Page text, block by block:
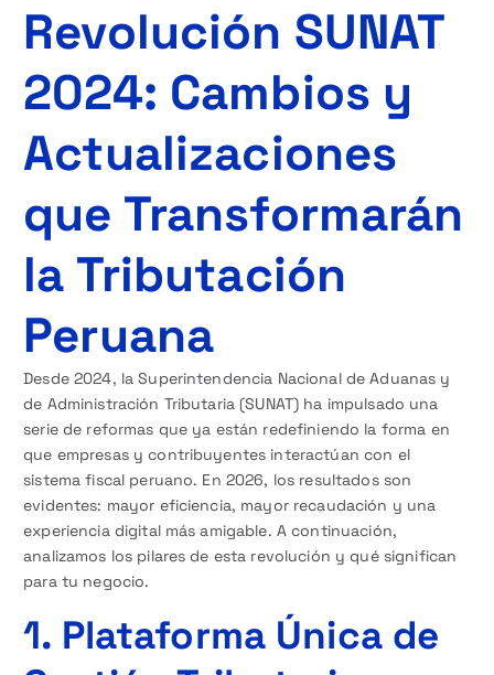
Revolución SUNAT
2024: Cambios y
Actualizaciones
que Transformarán
la Tributación
Peruana
Desde 2024, la Superintendencia Nacional de Aduanas y
de Administración Tributaria (SUNAT) ha impulsado una
serie de reformas que ya están redefiniendo la forma en
que empresas y contribuyentes interactúan con el
sistema fiscal peruano. En 2026, los resultados son
evidentes: mayor eficiencia, mayor recaudación y una
experiencia digital más amigable. A continuación,
analizamos los pilares de esta revolución y qué significan
para tu negocio.
1. Plataforma Única de